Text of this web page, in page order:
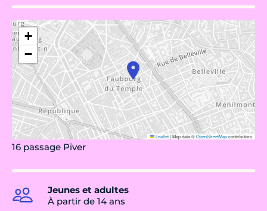
+
−
Leaflet|Map data ©OpenStreetMapcontributors
16 passage Piver
Jeunes et adultes
À partir de 14 ans